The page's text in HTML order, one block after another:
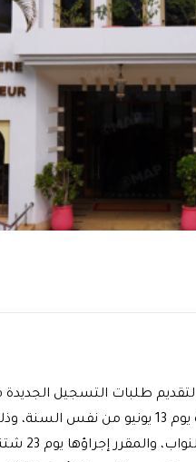
طلبات التسجيل الجديدة
ابتدأت من يوم 15 ماي 2026 وتستمر إلى غاية يوم